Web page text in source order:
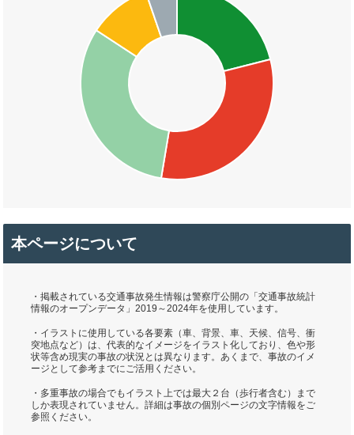
本ページについて
・掲載されている交通事故発生情報は警察庁公開の「交通事故統計
情報のオープンデータ」2019～2024年を使用しています。
・イラストに使用している各要素（車、背景、車、天候、信号、衝
突地点など）は、代表的なイメージをイラスト化しており、色や形
状等含め現実の事故の状況とは異なります。あくまで、事故のイメ
ージとして参考までにご活用ください。
・多重事故の場合でもイラスト上では最大２台（歩行者含む）まで
しか表現されていません。詳細は事故の個別ページの文字情報をご
参照ください。